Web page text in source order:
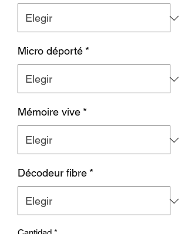
Micro déporté *
Mémoire vive *
Décodeur fibre *